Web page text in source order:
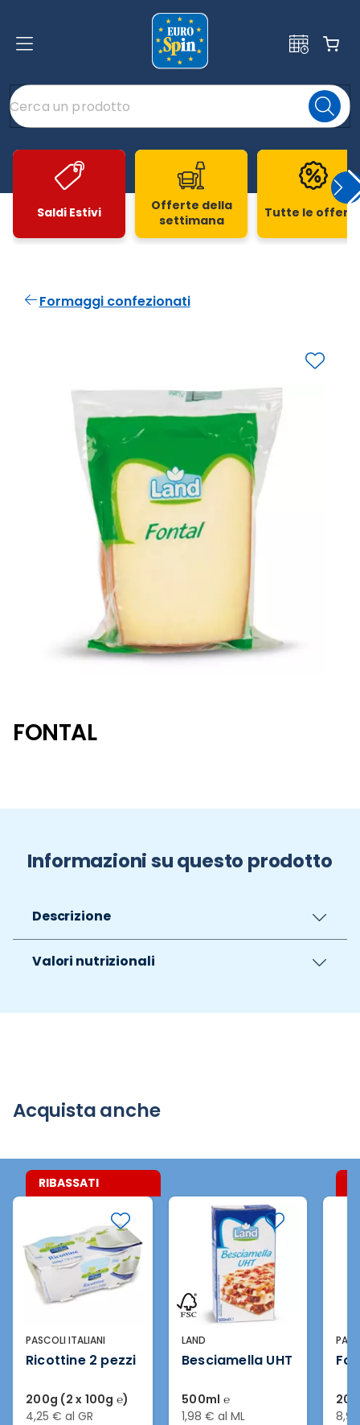
Saldi Estivi
Offerte della
settimana
Tutte le
Formaggi confezionati
FONTAL
Informazioni su questo prodotto
Descrizione
Valori nutrizionali
Acquista anche
PASCOLI ITALIANI
Ricottine 2 pezzi
200g (2 x 100g ℮)
4,25 € al GR
RIBASSATI
LAND
Besciamella UHT
500ml ℮
1,98 € al ML